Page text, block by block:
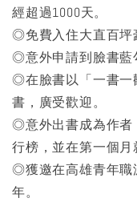
經超過1000天。
◎免費入住大直百坪
◎意外申請到臉書藍
◎在臉書以「一書一
書，廣受歡迎。
◎意外出書成為作者
行榜，並在第一個月
◎獲邀在高雄青年職
年。